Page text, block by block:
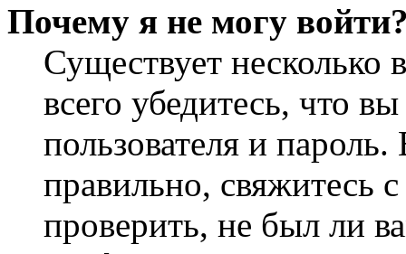
Почему я не могу
Существует
всего убедитесь, что
пользователя и
правильно, свяжитесь
проверить, не был ли